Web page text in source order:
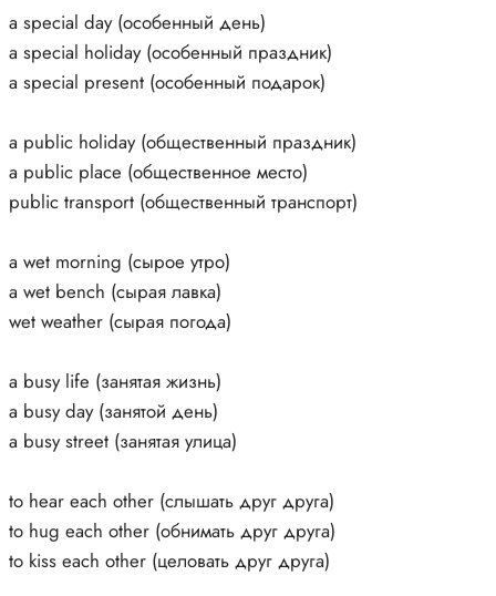
a special day (особенный день)
a special holiday (особенный праздник)
a special present (особенный подарок)
a public holiday (общественный праздник)
a public place (общественное место)
public transport (общественный транспорт)
a wet morning (сырое утро)
a wet bench (сырая лавка)
wet weather (сырая погода)
a busy life (занятая жизнь)
a busy day (занятой день)
a busy street (занятая улица)
to hear each other (слышать друг друга)
to hug each other (обнимать друг друга)
to kiss each other (целовать друг друга)